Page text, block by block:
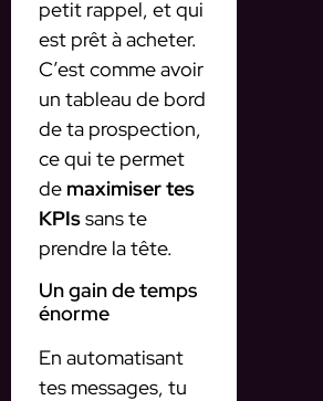
petit rappel, et qui
est prêt à acheter.
C’est comme avoir
un tableau de bord
de ta prospection,
ce qui te permet
de maximiser tes
KPIssans te
prendre la tête.
Un gain de temps
énorme
En automatisant
tes messages, tu